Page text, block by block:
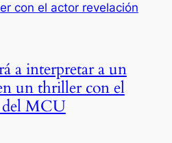
a interpretar a un
un thriller con el
del MCU